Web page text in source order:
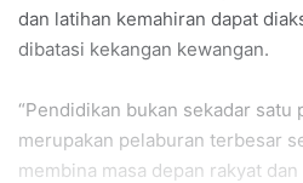
dan latihan kemahiran dapat
dibatasi kekangan kewangan.
“Pendidikan bukan sekadar satu
merupakan pelaburan terbesar
membina masa depan rakyat dan